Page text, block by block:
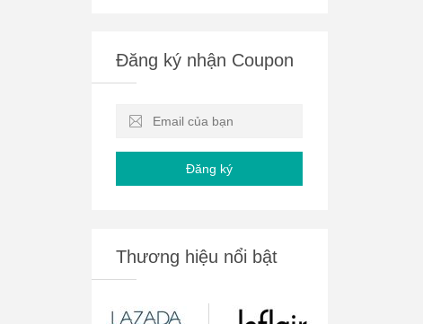
Đăng ký nhận Coupon
Đăng ký
Thương hiệu nổi bật